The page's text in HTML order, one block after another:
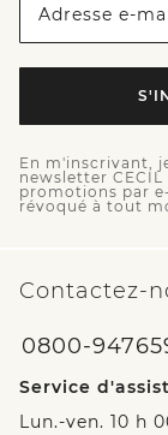
Adresse e-
En m'inscrivant,
newsletter
promotions par
révoqué à tout
Contactez-
0800-
Service
Lun.-ven. 10 h